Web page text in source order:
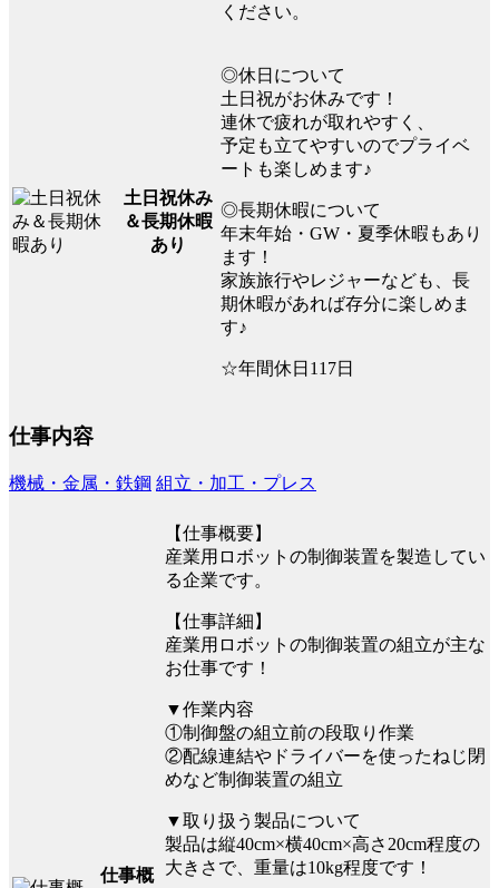
ください。
土日祝休み
＆長期休暇
あり
◎休日について
土日祝がお休みです！
連休で疲れが取れやすく、
予定も立てやすいのでプライベ
ートも楽しめます♪
◎長期休暇について
年末年始・GW・夏季休暇もあり
ます！
家族旅行やレジャーなども、長
期休暇があれば存分に楽しめま
す♪
☆年間休日117日
仕事内容
機械・金属・鉄鋼 組立・加工・プレス
仕事概
【仕事概要】
産業用ロボットの制御装置を製造してい
る企業です。
【仕事詳細】
産業用ロボットの制御装置の組立が主な
お仕事です！
▼作業内容
①制御盤の組立前の段取り作業
②配線連結やドライバーを使ったねじ閉
めなど制御装置の組立
▼取り扱う製品について
製品は縦40cm×横40cm×高さ20cm程度の
大きさで、重量は10kg程度です！